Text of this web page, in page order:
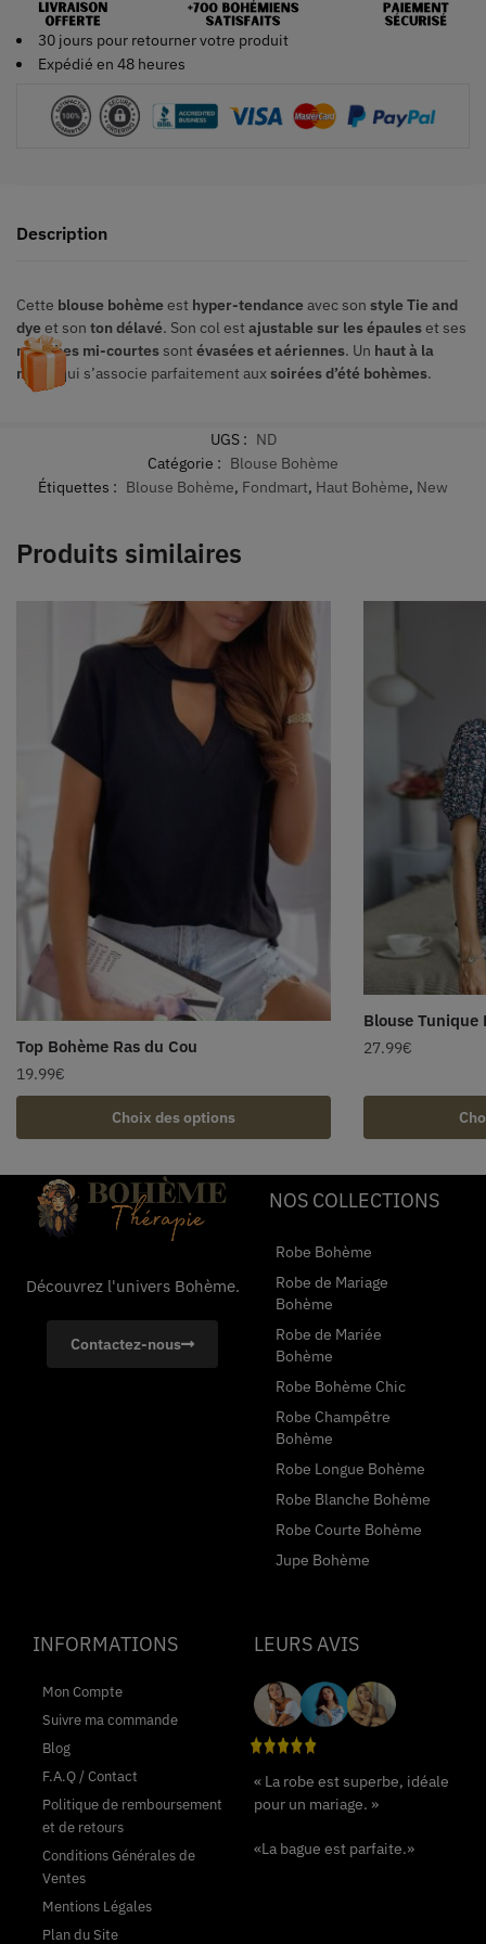
30 jours pour retourner votre produit
Expédié en 48 heures
Description
Cette blouse bohèmeest hyper-tendanceavec son style Tie and
dyeet son ton délavé. Son col estajustable sur les épauleset ses
manches mi-courtes sontévasées et aériennes. Un haut à la
mode
qui s’associe parfaitement auxsoirées d’été bohèmes.
UGS : ND
Catégorie : Blouse Bohème
Étiquettes : Blouse Bohème, Fondmart, Haut Bohème, New
Produits similaires
Top Bohème Ras du Cou
19.99€
Choix des options
Blouse Tunique
27.99€
Découvrez l'univers Bohème.
Contactez-nous
NOS COLLECTIONS
Robe Bohème
Robe de Mariage
Bohème
Robe de Mariée
Bohème
Robe Bohème Chic
Robe Champêtre
Bohème
Robe Longue Bohème
Robe Blanche Bohème
Robe Courte Bohème
Jupe Bohème
INFORMATIONS
Mon Compte
Suivre ma commande
Blog
F.A.Q / Contact
Politique de remboursement
et de retours
Conditions Générales de
Ventes
Mentions Légales
Plan du Site
LEURS AVIS
« La robe est superbe, idéale
pour un mariage. »
«La bague est parfaite.»